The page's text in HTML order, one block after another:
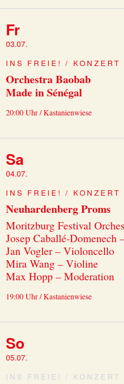
Fr
03.07.
INS FREIE! / KONZERT
Orchestra Baobab
Made in Sénégal
20:00 Uhr / Kastanienwiese
Sa
04.07.
INS FREIE! / KONZERT
Neuhardenberg Proms
Moritzburg Festival
Josep Caballé-Domenech
Jan Vogler – Violoncello
Mira Wang – Violine
Max Hopp – Moderation
19:00 Uhr / Kastanienwiese
So
05.07.
INS FREIE! / KONZERT